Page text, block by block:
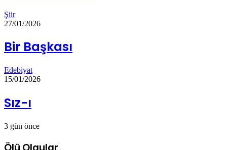
Şiir
27/01/2026
Bir Başkası
Edebiyat
15/01/2026
Sız-ı
3 gün önce